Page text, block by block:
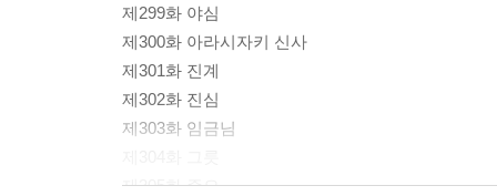
제299화 야심
제300화 아라시자키 신사
제301화 진계
제302화 진심
제303화 임금님
제305화 증오